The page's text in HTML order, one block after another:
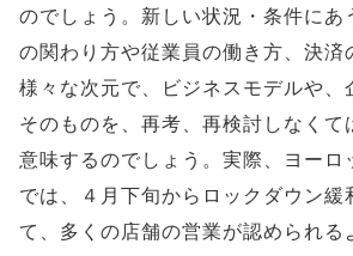
のでしょう。新しい状況・条件にあ
の関わり方や従業員の働き方、決済
様々な次元で、ビジネスモデルや、
そのものを、再考、再検討しなくて
意味するのでしょう。実際、ヨーロ
では、４月下旬からロックダウン緩
て、多くの店舗の営業が認められる